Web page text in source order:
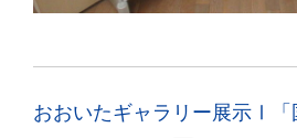
おおいたギャラリー展示Ⅰ